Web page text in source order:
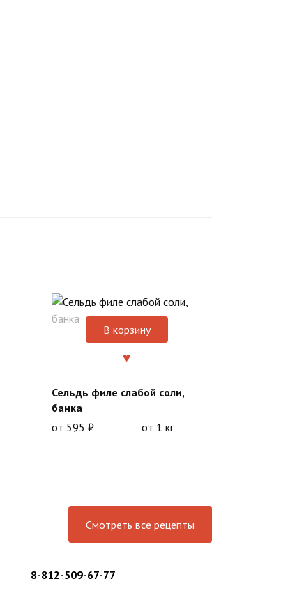
В корзину
Сельдь филе слабой соли,
банка
от 595 ₽ от 1 кг
Смотреть все рецепты
8-812-509-67-77